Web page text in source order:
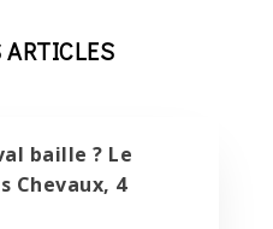
ARTICLES
baille ? Le
Chevaux, 4